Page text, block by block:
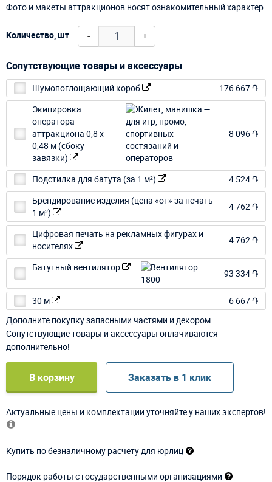
Фото и макеты аттракционов носят ознакомительный характер.
Количество, шт - +
Сопутствующие товары и аксессуары
Шумопоглощающий короб
176 667 ֏
Экипировка
оператора
аттракциона 0,8 х
0,48 м (сбоку
завязки)
8 096 ֏
Подстилка для батута (за 1 м²)
4 524 ֏
Брендирование изделия (цена «от» за печать
1 м²)
4 762 ֏
Цифровая печать на рекламных фигурах и
носителях
4 762 ֏
Батутный вентилятор
93 334 ֏
30 м
6 667 ֏
Дополните покупку запасными частями и декором.
Сопутствующие товары и аксессуары оплачиваются
дополнительно!
В корзину Заказать в 1 клик
Актуальные цены и комплектации уточняйте у наших экспертов!
Купить по безналичному расчету для юрлиц
Порядок работы с государственными организациями